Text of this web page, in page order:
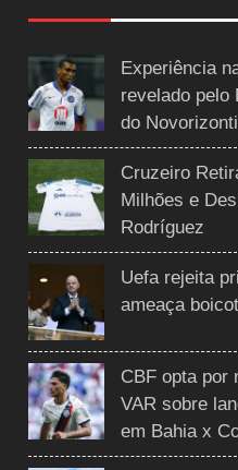
Experiência
revelado pelo
do
Cruzeiro
Milhões e
Rodríguez
Uefa rejeita
ameaça
CBF opta por
VAR sobre
em Bahia x